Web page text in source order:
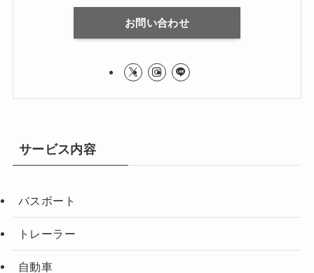
お問い合わせ
サービス内容
バスボート
トレーラー
自動車